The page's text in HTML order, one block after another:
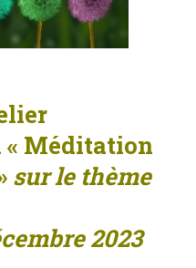
« Méditation
sur le thème
2023